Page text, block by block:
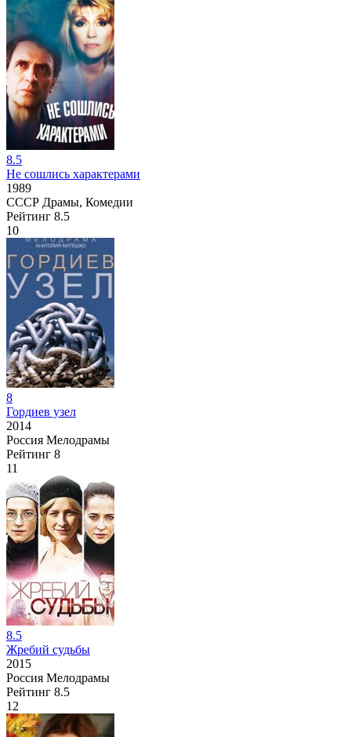
8.5
Не сошлись характерами
1989
СССР Драмы, Комедии
Рейтинг 8.5
10
8
Гордиев узел
2014
Россия Мелодрамы
Рейтинг 8
11
8.5
Жребий судьбы
2015
Россия Мелодрамы
Рейтинг 8.5
12